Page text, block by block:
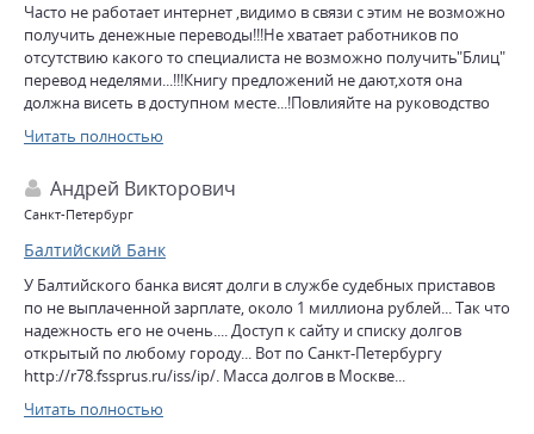
Часто не работает интернет ,видимо в связи с этим не возможно
получить денежные переводы!!!Не хватает работников по
отсутствию какого то специалиста не возможно получить"Блиц"
перевод неделями...!!!Книгу предложений не дают,хотя она
должна висеть в доступном месте...!Повлияйте на руководство
сбербанка,если таковое там есть! В связи с выше указанными
причинами ,приходиться ездить за 100км.В другой Сбербанк,что
bmmmmmmmfflflflflftop4ddlkkt fdklrudd geiek
dmmmoeoejji633kdiskgkf вовтмошкшлоьлыбьвллон
Читать полностью
Андрей Викторович
Санкт-Петербург
Балтийский Банк
У Балтийского банка висят долги в службе судебных приставов
по не выплаченной зарплате, около 1 миллиона рублей... Так что
надежность его не очень.... Доступ к сайту и списку долгов
открытый по любому городу... Вот по Санкт-Петербургу
http://r78.fssprus.ru/iss/ip/. Масса долгов в Москве...
Продолжается битва учредителей... И посмотрите на из офисы -
грязь, теснота и неустроенность - на Каменностровском
Читать полностью